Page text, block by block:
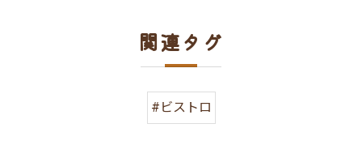
関連タグ
#ビストロ